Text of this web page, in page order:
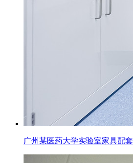
广州某医药大学实验室家具配套